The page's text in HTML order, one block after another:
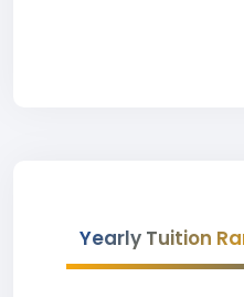
Yearly Tuition